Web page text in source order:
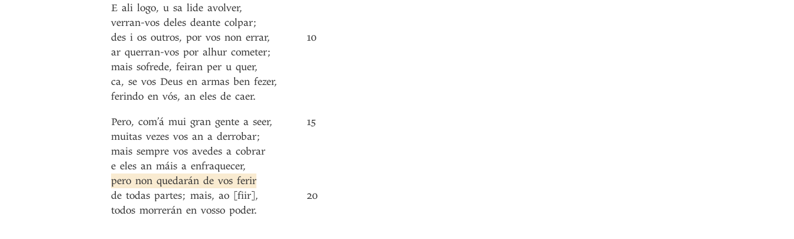
E ali logo, u sa lide avolver,
verran-vos deles deante colpar;
des i os outros, por vos non errar,
ar querran-vos por alhur cometer;
mais sofrede, feiran per u quer,
ca, se vos Deus en armas ben fezer,
ferindo en vós, an eles de caer.
Pero, com’á mui gran gente a seer,
muitas vezes vos an a derrobar;
mais sempre vos avedes a cobrar
e eles an máis a enfraquecer,
pero non quedarán de vos ferir
de todas partes; mais, ao [fiir],
todos morrerán en vosso poder.
10
15
20